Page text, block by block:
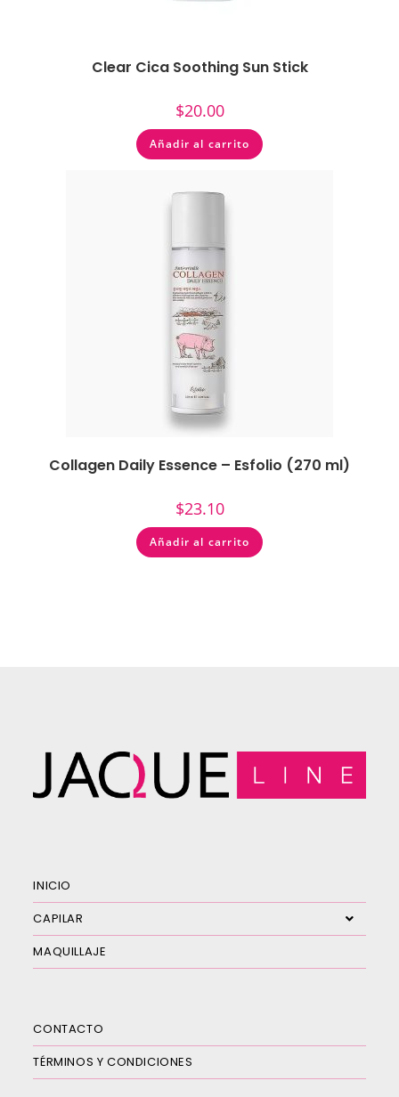
Clear Cica Soothing Sun Stick
$20.00
Añadir al carrito
Collagen Daily Essence – Esfolio (270 ml)
$23.10
Añadir al carrito
INICIO
CAPILAR
MAQUILLAJE
CONTACTO
TÉRMINOS Y CONDICIONES